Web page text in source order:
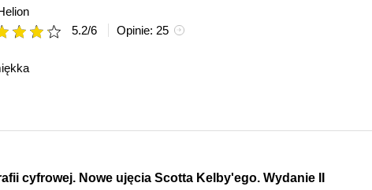
5.2/6 Opinie: 25
cyfrowej. Nowe ujęcia Scotta Kelby'ego. Wydanie II